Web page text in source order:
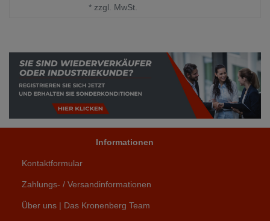
* zzgl. MwSt.
Informationen
Kontaktformular
Zahlungs- / Versandinformationen
Über uns | Das Kronenberg Team